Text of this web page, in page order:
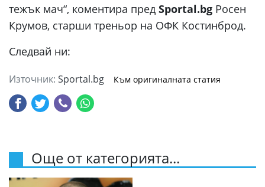
тежък мач“, коментира пред Sportal.bg Росен
Крумов, старши треньор на ОФК Костинброд.
Следвай ни:
Източник: Sportal.bg Към оригиналната статия
Още от категорията...